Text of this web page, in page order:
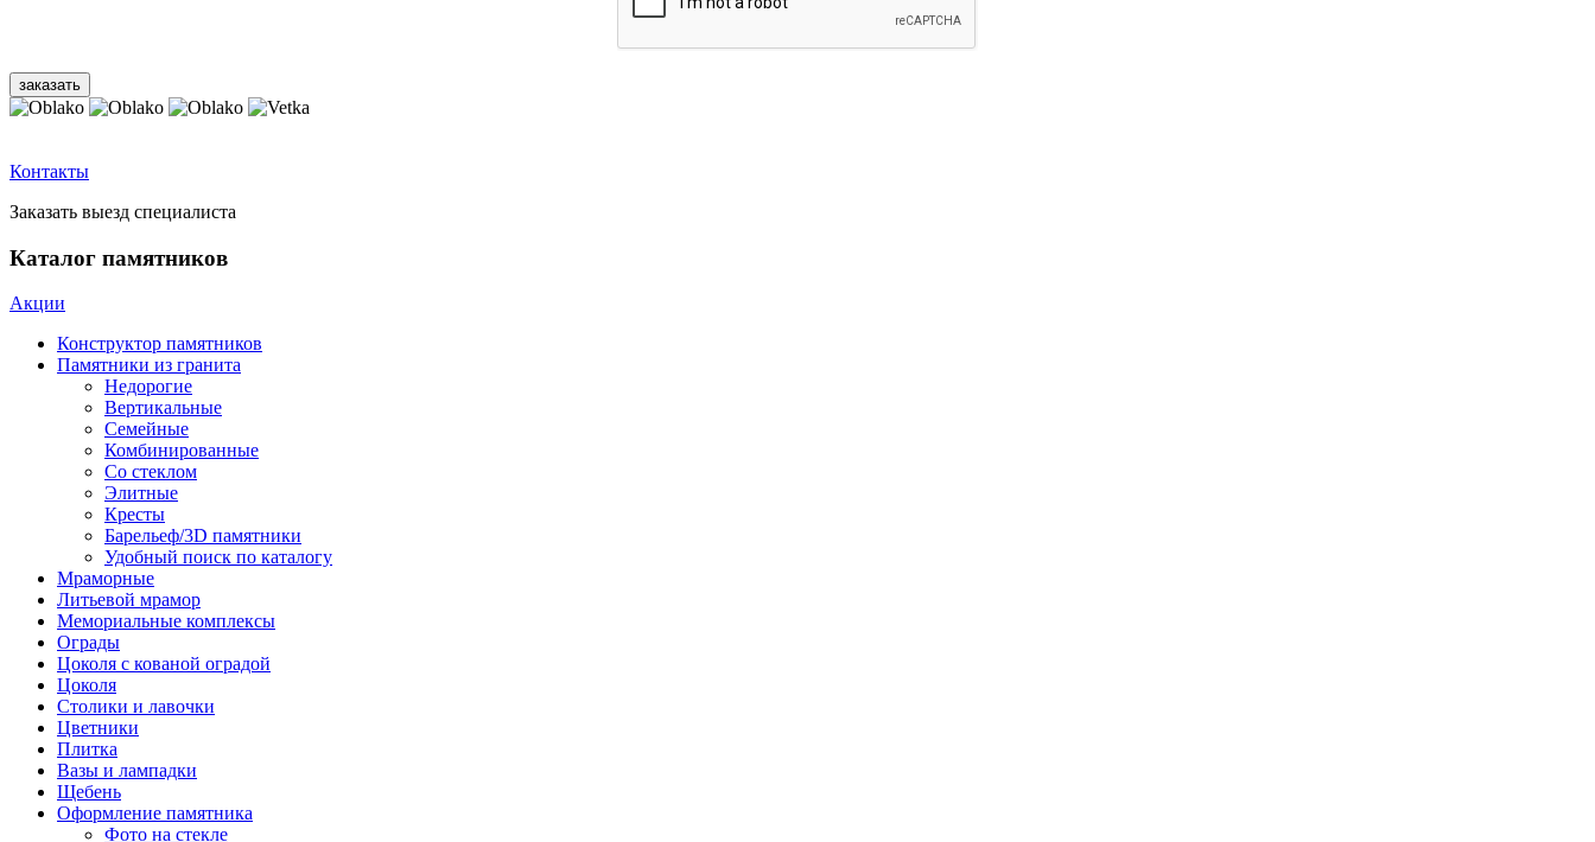
Контакты
Заказать выезд специалиста
Каталог памятников
Акции
Конструктор памятников
Памятники из гранита
Недорогие
Вертикальные
Семейные
Комбинированные
Со стеклом
Элитные
Кресты
Барельеф/3D памятники
Удобный поиск по каталогу
Мраморные
Литьевой мрамор
Мемориальные комплексы
Ограды
Цоколя с кованой оградой
Цоколя
Столики и лавочки
Цветники
Плитка
Вазы и лампадки
Щебень
Оформление памятника
Фото на стекле